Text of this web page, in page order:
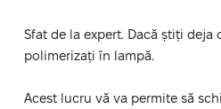
Sfat de la expert. Dacă știți
polimerizați în lampă.
Acest lucru vă va permite să